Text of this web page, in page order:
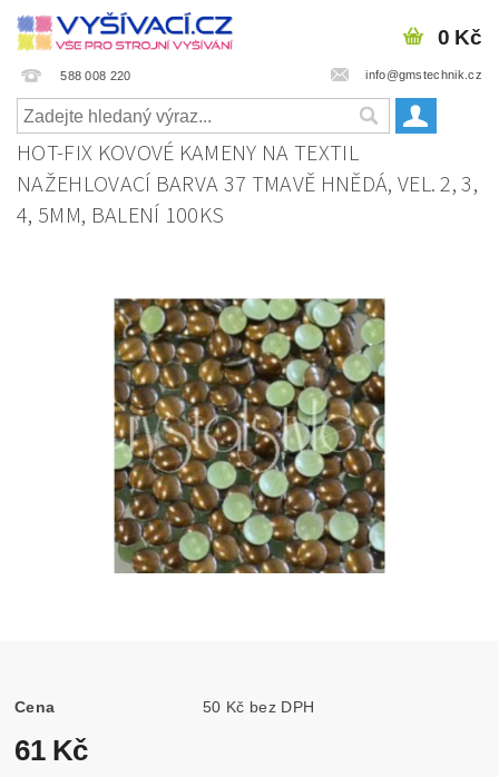
588 008 220 info@gmstechnik.cz
0 Kč
HOT-FIX KOVOVÉ KAMENY NA TEXTIL
NAŽEHLOVACÍ BARVA 37 TMAVĚ HNĚDÁ, VEL. 2, 3,
4, 5MM, BALENÍ 100KS
Cena 50 Kč bez DPH
61 Kč